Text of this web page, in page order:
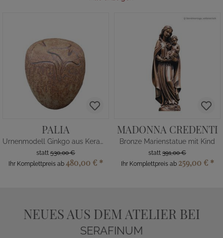
PALIA
Urnenmodell Ginkgo aus Keramik
statt 530,00 €
Ihr Komplettpreis ab 480,00 € *
MADONNA CREDENTI
Bronze Marienstatue mit Kind
statt 391,00 €
Ihr Komplettpreis ab 259,00 € *
NEUES AUS DEM ATELIER BEI
SERAFINUM